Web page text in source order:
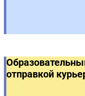
отправкой